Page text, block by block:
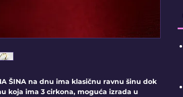
ŠINA na dnu ima klasičnu ravnu šinu dok
koja ima 3 cirkona, moguća izrada u